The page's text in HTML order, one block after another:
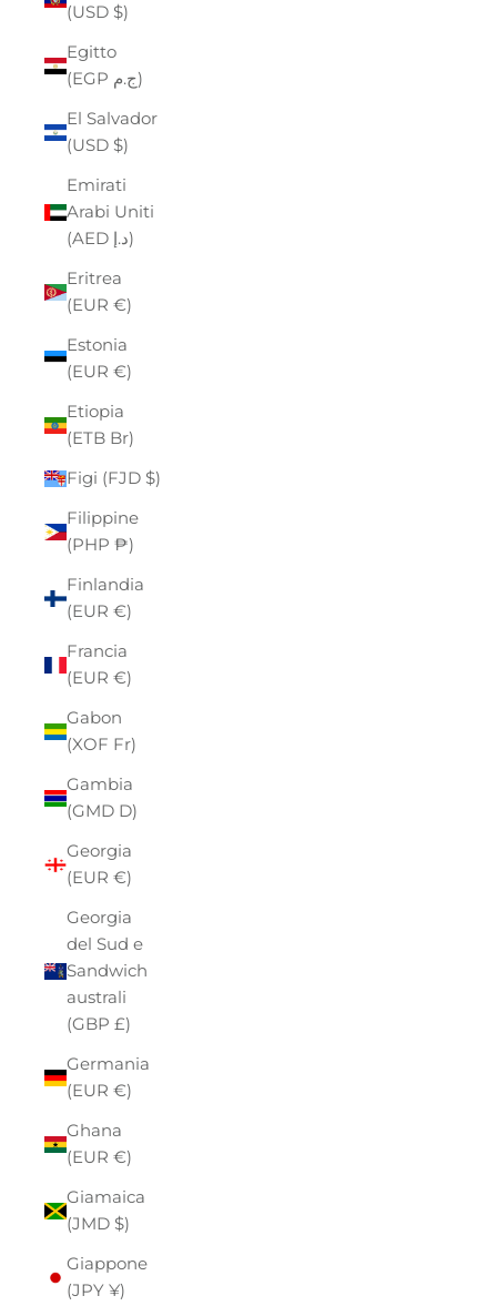
(USD $)
Egitto
(EGP ج.م)
El Salvador
(USD $)
Emirati
Arabi Uniti
(AED د.إ)
Eritrea
(EUR €)
Estonia
(EUR €)
Etiopia
(ETB Br)
Figi (FJD $)
Filippine
(PHP ₱)
Finlandia
(EUR €)
Francia
(EUR €)
Gabon
(XOF Fr)
Gambia
(GMD D)
Georgia
(EUR €)
Georgia
del Sud e
Sandwich
australi
(GBP £)
Germania
(EUR €)
Ghana
(EUR €)
Giamaica
(JMD $)
Giappone
(JPY ¥)